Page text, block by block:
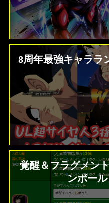
8周年最強キャラ
覚醒＆フラグメント効果/入手場所 ドラゴ
ンボー